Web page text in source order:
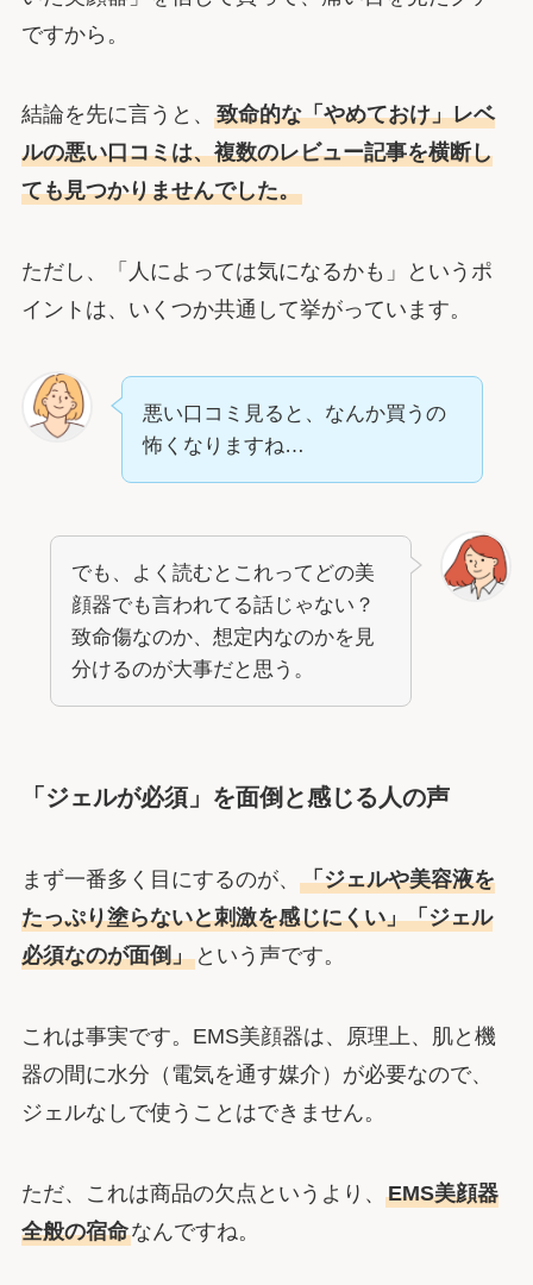
ですから。
結論を先に言うと、 致命的な「やめておけ」レベ
ルの悪い口コミは、複数のレビュー記事を横断し
ても見つかりませんでした。
ただし、「人によっては気になるかも」というポ
イントは、いくつか共通して挙がっています。
悪い口コミ見ると、なんか買うの
怖くなりますね…
でも、よく読むとこれってどの美
顔器でも言われてる話じゃない？
致命傷なのか、想定内なのかを見
分けるのが大事だと思う。
「ジェルが必須」を面倒と感じる人の声
まず一番多く目にするのが、 「ジェルや美容液を
たっぷり塗らないと刺激を感じにくい」「ジェル
必須なのが面倒」という声です。
これは事実です。EMS美顔器は、原理上、肌と機
器の間に水分（電気を通す媒介）が必要なので、
ジェルなしで使うことはできません。
ただ、これは商品の欠点というより、 EMS美顔器
全般の宿命なんですね。